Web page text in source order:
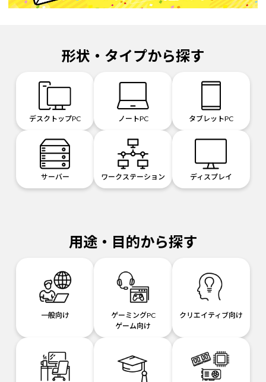
形状・タイプから探す
デスクトップPC ノートPC タブレットPC
サーバー ワークステーション ディスプレイ
用途・目的から探す
一般向け
ゲーミングPC
ゲーム向け
クリエイティブ向け